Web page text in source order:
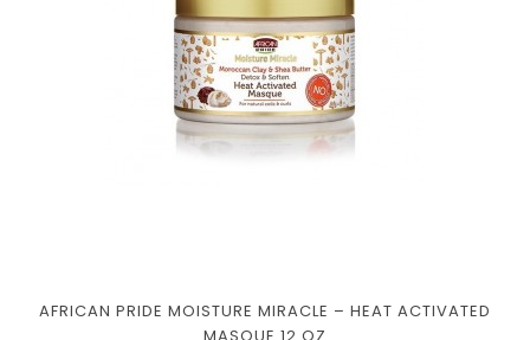
AFRICAN PRIDE MOISTURE MIRACLE – HEAT ACTIVATED
MASQUE 12 OZ